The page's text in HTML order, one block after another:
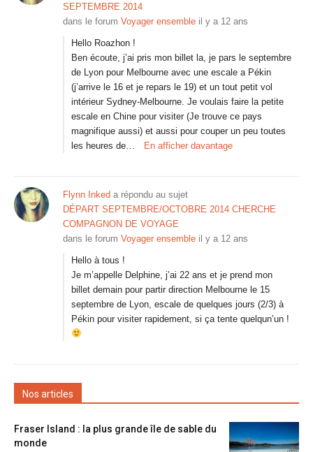
SEPTEMBRE 2014
dans le forum Voyager ensemble il y a 12 ans
Hello Roazhon !
Ben écoute, j’ai pris mon billet la, je pars le septembre
de Lyon pour Melbourne avec une escale a Pékin
(j’arrive le 16 et je repars le 19) et un tout petit vol
intérieur Sydney-Melbourne. Je voulais faire la petite
escale en Chine pour visiter (Je trouve ce pays
magnifique aussi) et aussi pour couper un peu toutes
les heures de…
En afficher davantage
Flynn Inked a répondu au sujet
DÉPART SEPTEMBRE/OCTOBRE 2014 CHERCHE
COMPAGNON DE VOYAGE
dans le forum Voyager ensemble il y a 12 ans
Hello à tous !
Je m’appelle Delphine, j’ai 22 ans et je prend mon
billet demain pour partir direction Melbourne le 15
septembre de Lyon, escale de quelques jours (2/3) à
Pékin pour visiter rapidement, si ça tente quelqun’un !
Nos articles
Fraser Island : la plus grande île de sable du
monde